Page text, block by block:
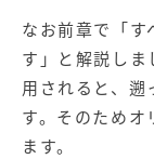
なお前章で「
す」と解説し
用されると、遡
す。そのためオ
ます。